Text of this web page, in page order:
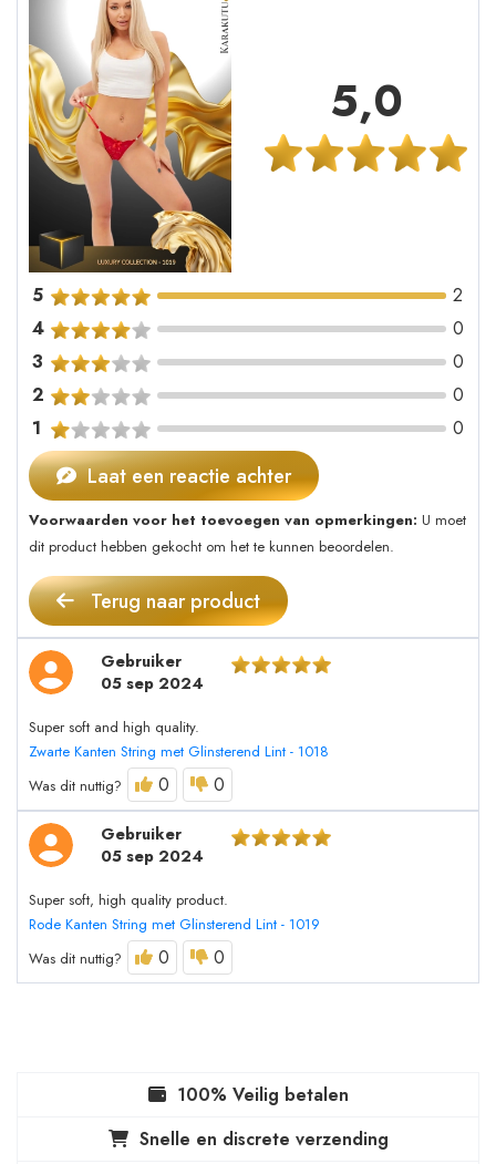
5,0
5
2
4
0
3
0
2
0
1
0
Laat een reactie achter
Voorwaarden voor het toevoegen van opmerkingen: U moet
dit product hebben gekocht om het te kunnen beoordelen.
Terug naar product
Gebruiker
05 sep 2024
Super soft and high quality.
Zwarte Kanten String met Glinsterend Lint - 1018
Was dit nuttig?
0 0
Gebruiker
05 sep 2024
Super soft, high quality product.
Rode Kanten String met Glinsterend Lint - 1019
Was dit nuttig?
0 0
100% Veilig betalen
Snelle en discrete verzending